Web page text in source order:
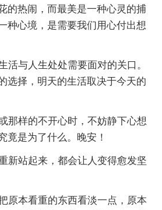
的热闹，而最美是一种心灵的捕
种心境，是需要我们用心付出想
活与人生处处需要面对的关口。
选择，明天的生活取决于今天的
那样的不开心时，不妨静下心想
竟是为了什么。晚安！
新站起来，都会让人变得愈发坚
原本看重的东西看淡一点，原本